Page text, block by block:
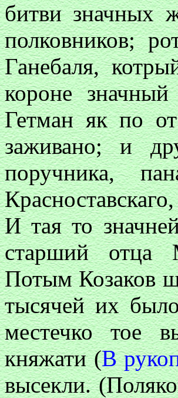
битви значных
полковников;
Ганебаля,
короне
Гетман як по
заживано; и
поручника,
И тая то
старший отца
Потым Козаков
тысячей их
местечко тое
княжати (B
высекли.